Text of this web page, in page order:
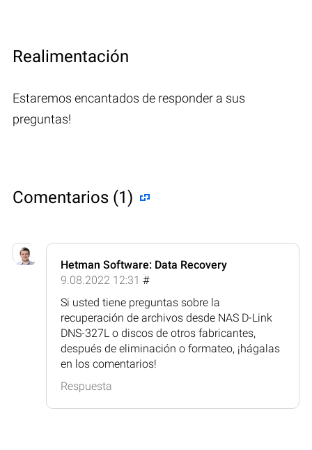
Realimentación
Estaremos encantados de responder a sus
preguntas!
Comentarios (1)
Hetman Software: Data Recovery
9.08.2022 12:31 #
Si usted tiene preguntas sobre la
recuperación de archivos desde NAS D-Link
DNS-327L o discos de otros fabricantes,
después de eliminación o formateo, ¡hágalas
en los comentarios!
Respuesta